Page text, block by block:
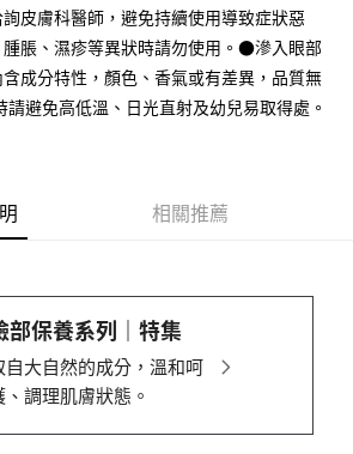
含以上)免運費
含以上)免運費
含以上)免運費
含以上)免運費
皮膚科醫師，避免持續使用導致症狀惡
脹、濕疹等異狀時請勿使用。●滲入眼部
成分特性，顏色、香氣或有差異，品質無
避免高低溫、日光直射及幼兒易取得處。
相關推薦
部保養系列｜特集
自大自然的成分，溫和呵
、調理肌膚狀態。